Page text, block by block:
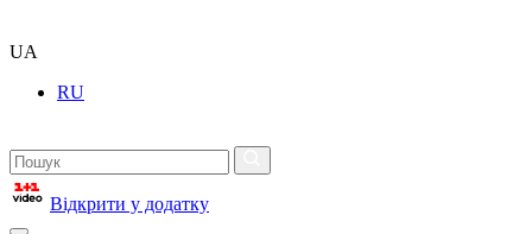
UA
RU
Відкрити у додатку